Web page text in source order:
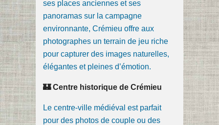
ses places anciennes et ses
panoramas sur la campagne
environnante, Crémieu offre aux
photographes un terrain de jeu riche
pour capturer des images naturelles,
élégantes et pleines d’émotion.
🏰 Centre historique de Crémieu
Le centre-ville médiéval est parfait
pour des photos de couple ou des